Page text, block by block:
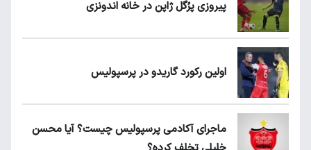
پیروزی پرُگل ژاپن در خانه اندونزی
اولین رکورد گاریدو در پرسپولیس
ماجرای آکادمی پرسپولیس چیست؟ آیا محسن